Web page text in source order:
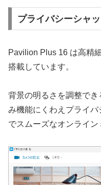
プライバシーシャ
Pavilion Plus 16 は高精
搭載しています。
背景の明るさを調整で
み機能にくわえプライ
でスムーズなオンライン